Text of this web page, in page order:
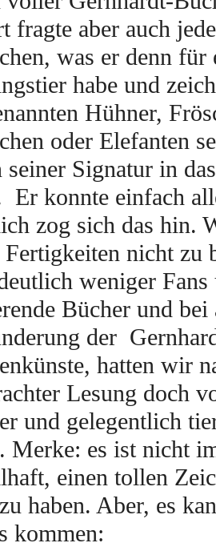
fragte aber auch
was er denn für
habe und
Hühner,
oder Elefanten
seiner Signatur in
Er konnte einfach
zog sich das hin.
nicht zu
weniger Fans
Bücher und bei
der
hatten wir
Lesung doch
und gelegentlich
Merke: es ist nicht
einen tollen
haben. Aber, es
kommen: